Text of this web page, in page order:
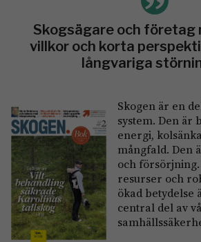
Skogsägare och företag
villkor och korta
långvariga
Skogen är en
system. Den är
energi,
mångfald. Den
och
resurser och
ökad betydelse
central del av